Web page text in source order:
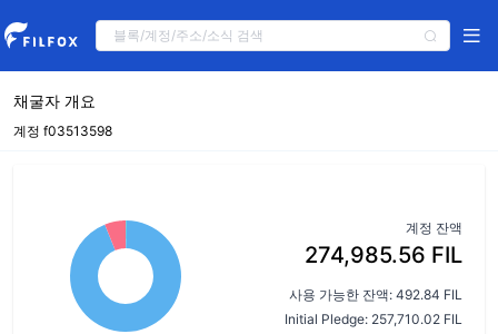
채굴자 개요
계정 f03513598
계정 잔액
274,985.56 FIL
사용 가능한 잔액: 492.84 FIL
Initial Pledge: 257,710.02 FIL